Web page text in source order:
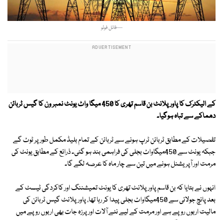
—فائل فوٹو
کے الیکٹرک کا پاور پلانٹ بن قاسم تھری کا 450 میگا واٹ یونٹ نمبر ون کا گیس ٹربائن
دھماکے سے تباہ ہوگیا۔
تفصیلات کے مطابق ٹربائن ٹرپ ہونے سے ٹربائن کے تمام بلیڈ مکمل طور پر ٹوٹ گے
جبکہ یونٹ سے 450میگاواٹ بجلی کی فراہمی بند ہو گئی۔ ذرائع کے مطابق یونٹ کی
مرمت اور آپریشنل ہونے میں تین سے چار ماہ کا عرصہ لگے گا۔
انہوں نے بتایا کہ بن قاسم پاور پلانٹ تھری کا یونٹ تمیشننگ اور کاکردگی ٹیسٹ کے
بعد پانچ جولائی سے 450میگاواٹ بجلی پیدا کر رہا تھا، پاور پلانٹ گیس ٹربائن کی
مالیت اربوں روپے ہے اور مرمت کے لیے نئے آلات اور پرزہ جات بھی اربوں روپے میں